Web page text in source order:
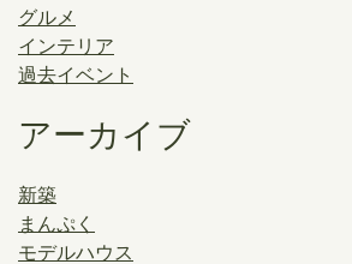
グルメ
インテリア
過去イベント
アーカイブ
新築
まんぷく
モデルハウス